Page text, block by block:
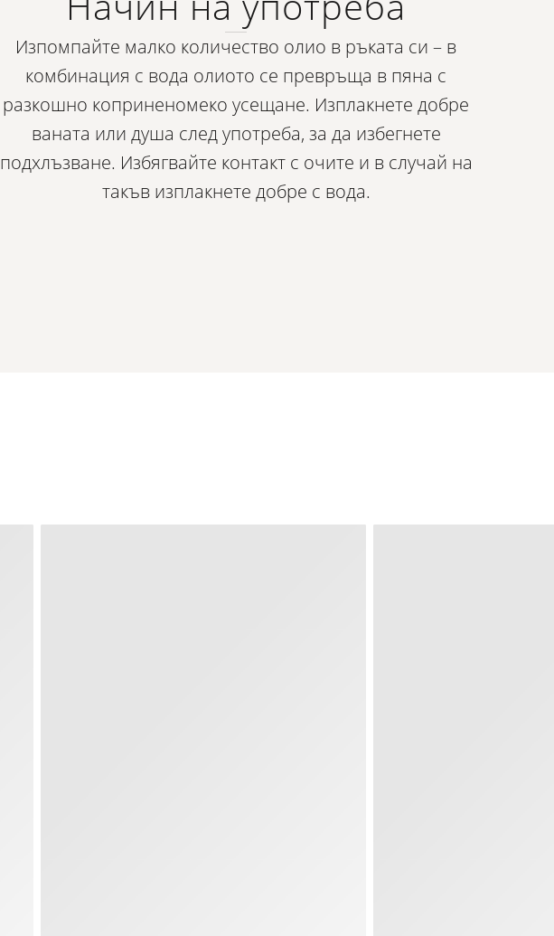
Изпомпайте малко количество олио в ръката си – в
комбинация с вода олиото се превръща в пяна с
разкошно коприненомеко усещане. Изплакнете добре
ваната или душа след употреба, за да избегнете
подхлъзване. Избягвайте контакт с очите и в случай на
такъв изплакнете добре с вода.